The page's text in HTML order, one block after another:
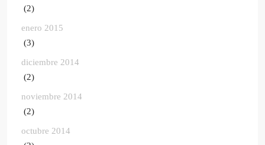
(2)
enero 2015
(3)
diciembre 2014
(2)
noviembre 2014
(2)
octubre 2014